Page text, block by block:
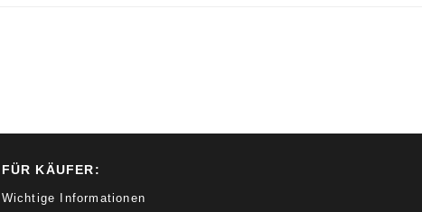
FÜR KÄUFER:
Wichtige Informationen